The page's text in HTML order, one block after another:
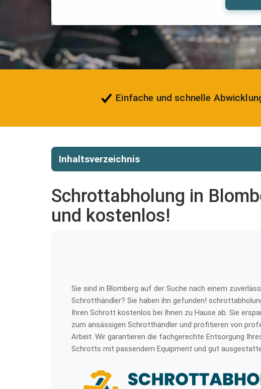
Einfache und schnelle
Inhaltsverzeichnis
Schrottabholung in
und kostenlos!
Sie sind in Blomberg auf der Suche nach einem
Schrotthändler? Sie haben ihn gefunden!
Ihren Schrott kostenlos bei Ihnen zu Hause ab. Sie
zum ansässigen Schrotthändler und profitieren von
Arbeit. Wir garantieren die fachgerechte Entsorgung
Schrotts mit passendem Equipment und gut